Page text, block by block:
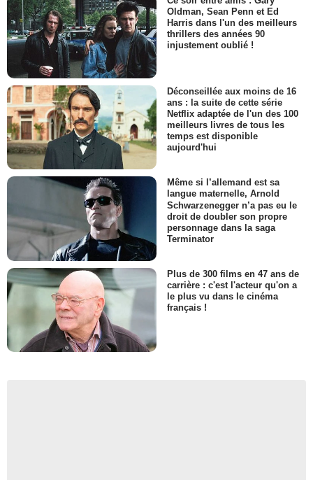
Oldman, Sean Penn et Ed
Harris dans l'un des meilleurs
thrillers des années 90
injustement oublié !
Déconseillée aux moins de 16
ans : la suite de cette série
Netflix adaptée de l'un des 100
meilleurs livres de tous les
temps est disponible
aujourd'hui
Même si l’allemand est sa
langue maternelle, Arnold
Schwarzenegger n’a pas eu le
droit de doubler son propre
personnage dans la saga
Terminator
Plus de 300 films en 47 ans de
carrière : c'est l'acteur qu'on a
le plus vu dans le cinéma
français !